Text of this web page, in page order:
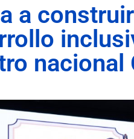
a
nacional